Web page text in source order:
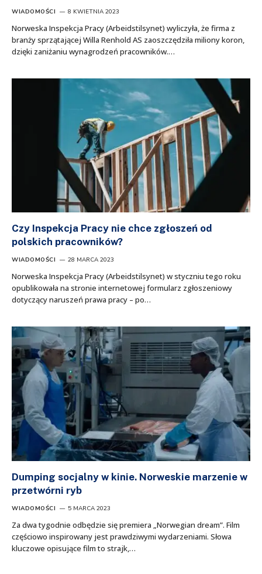
WIADOMOŚCI 8 KWIETNIA 2023
Norweska Inspekcja Pracy (Arbeidstilsynet) wyliczyła, że firma z
branży sprzątającej Willa Renhold AS zaoszczędziła miliony koron,
dzięki zaniżaniu wynagrodzeń pracowników.…
Czy Inspekcja Pracy nie chce zgłoszeń od
polskich pracowników?
WIADOMOŚCI 28 MARCA 2023
Norweska Inspekcja Pracy (Arbeidstilsynet) w styczniu tego roku
opublikowała na stronie internetowej formularz zgłoszeniowy
dotyczący naruszeń prawa pracy – po…
Dumping socjalny w kinie. Norweskie marzenie w
przetwórni ryb
WIADOMOŚCI 5 MARCA 2023
Za dwa tygodnie odbędzie się premiera „Norwegian dream”. Film
częściowo inspirowany jest prawdziwymi wydarzeniami. Słowa
kluczowe opisujące film to strajk,…